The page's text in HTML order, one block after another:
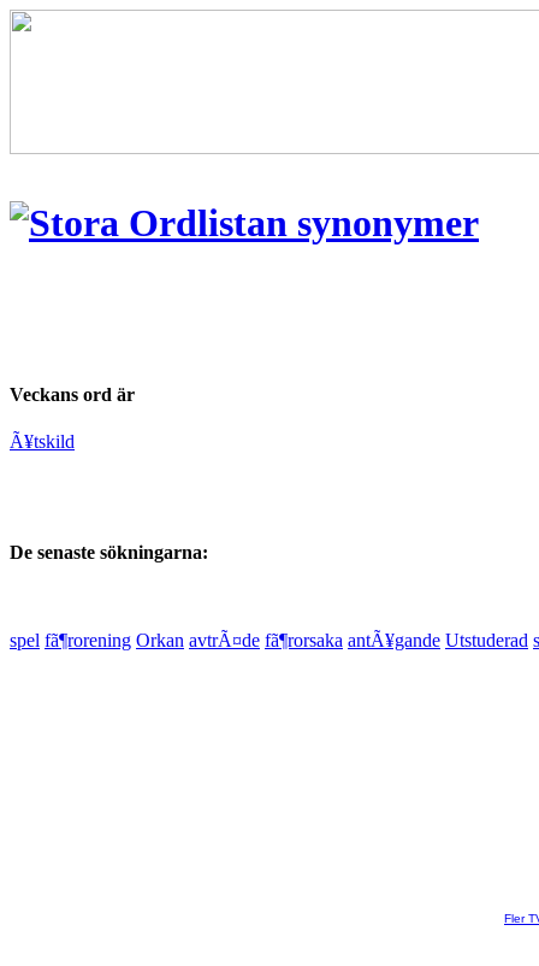
Veckans ord är
Ã¥tskild
De senaste sökningarna:
spel fã¶rorening Orkan avtrÃ¤de fã¶rorsaka antÃ¥gande Utstuderad
Fler